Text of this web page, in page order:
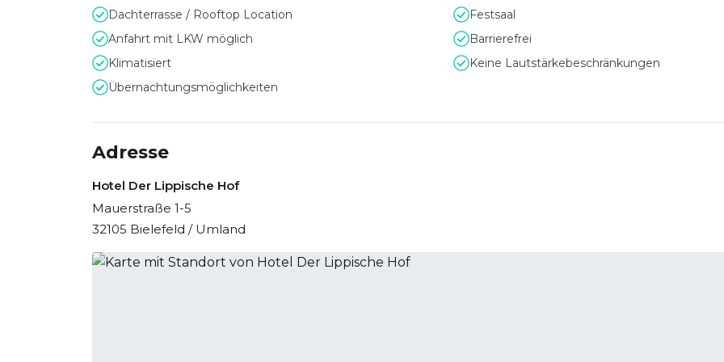
Gegen eine Gebühr können Sie sowohl die hauseigene Tiefgarage als auch die Parkmöglichkeiten in den
Straßen nutzen.
Dachterrasse / Rooftop Location
Festsaal
Anfahrt mit LKW möglich
Barrierefrei
Klimatisiert
Keine Lautstärkebeschränkungen
Übernachtungsmöglichkeiten
Adresse
Hotel Der Lippische Hof
Mauerstraße 1-5
32105 Bielefeld / Umland